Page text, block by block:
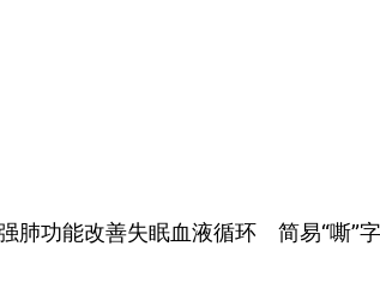
肺功能改善失眠血液循环 简易“嘶”